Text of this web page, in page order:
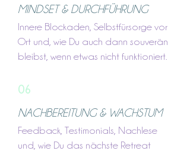
MINDSET & DURCHFÜHRUNG
Innere Blockaden, Selbstfürsorge vor
Ort und, wie Du auch dann souverän
bleibst, wenn etwas nicht funktioniert.
06
NACHBEREITUNG & WACHSTUM
Feedback, Testimonials, Nachlese
und, wie Du das nächste Retreat